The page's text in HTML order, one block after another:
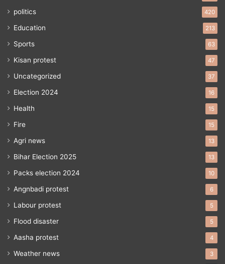
politics 420
Education 213
Sports 63
Kisan protest 47
Uncategorized 37
Election 2024 16
Health 15
Fire 15
Agri news 13
Bihar Election 2025 13
Packs election 2024 10
Angnbadi protest 6
Labour protest 5
Flood disaster 5
Aasha protest 4
Weather news 3